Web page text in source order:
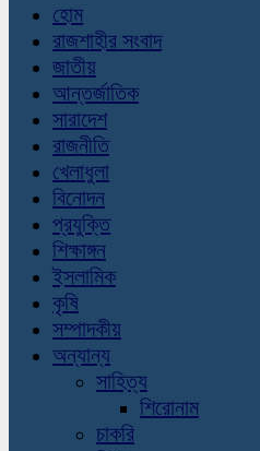
হোম
রাজশাহীর সংবাদ
জাতীয়
আন্তর্জাতিক
সারাদেশ
রাজনীতি
খেলাধুলা
বিনোদন
প্রযুক্তি
শিক্ষাঙ্গন
ইসলামিক
কৃষি
সম্পাদকীয়
অন্যান্য
সাহিত্য
শিরোনাম
চাকরি